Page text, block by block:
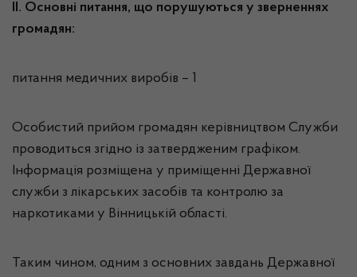
ІІ. Основні питання, що порушуються у зверненнях
громадян:
питання медичних виробів – 1
Особистий прийом громадян керівництвом Служби
проводиться згідно із затвердженим графіком.
Інформація розміщена у приміщенні Державної
служби з лікарських засобів та контролю за
наркотиками у Вінницькій області.
Таким чином, одним з основних завдань Державної